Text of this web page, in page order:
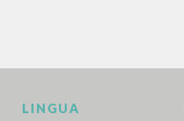
LINGUA